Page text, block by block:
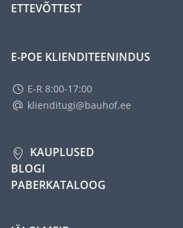
ETTEVÕTTEST
E-POE KLIENDITEENINDUS
E-R 8:00-17:00
klienditugi@bauhof.ee
KAUPLUSED
BLOGI
PABERKATALOOG